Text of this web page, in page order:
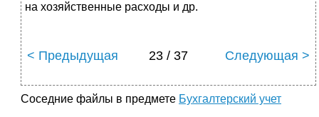
на хозяйственные расходы и др.
< Предыдущая 23 / 37 Следующая >
Соседние файлы в предмете Бухгалтерский учет